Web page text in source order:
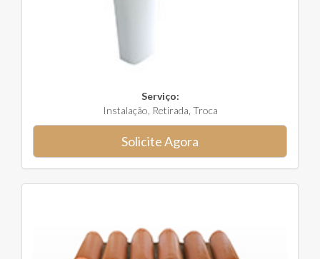
Serviço:
Instalação, Retirada, Troca
Solicite Agora